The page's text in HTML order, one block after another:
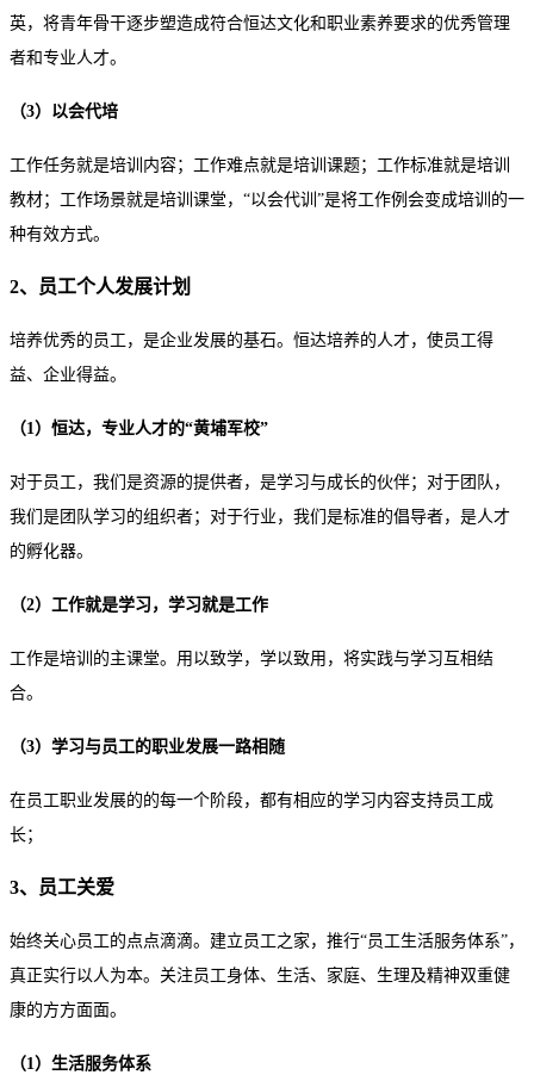
英，将青年骨干逐步塑造成符合恒达文化和职业素养要求的优秀管理
者和专业人才。
（3）以会代培
工作任务就是培训内容；工作难点就是培训课题；工作标准就是培训
教材；工作场景就是培训课堂，“以会代训”是将工作例会变成培训的一
种有效方式。
2、员工个人发展计划
培养优秀的员工，是企业发展的基石。恒达培养的人才，使员工得
益、企业得益。
（1）恒达，专业人才的“黄埔军校”
对于员工，我们是资源的提供者，是学习与成长的伙伴；对于团队，
我们是团队学习的组织者；对于行业，我们是标准的倡导者，是人才
的孵化器。
（2）工作就是学习，学习就是工作
工作是培训的主课堂。用以致学，学以致用，将实践与学习互相结
合。
（3）学习与员工的职业发展一路相随
在员工职业发展的的每一个阶段，都有相应的学习内容支持员工成
长；
3、员工关爱
始终关心员工的点点滴滴。建立员工之家，推行“员工生活服务体系”，
真正实行以人为本。关注员工身体、生活、家庭、生理及精神双重健
康的方方面面。
（1）生活服务体系